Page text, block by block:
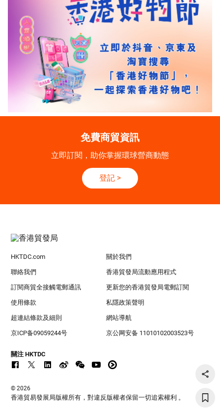
免費商貿資訊
立即訂閱，助你掌握環球營商動態
登記 >
HKTDC.com 關於我們
聯絡我們 香港貿發局流動應用程式
訂閱商貿全接觸電郵通訊 更新您的香港貿發局電郵訂閱
使用條款 私隱政策聲明
超連結條款及細則 網站導航
京ICP备09059244号 京公网安备 11010102003523号
關注 HKTDC
© 2026
香港貿易發展局版權所有，對違反版權者保留一切追索權利 。